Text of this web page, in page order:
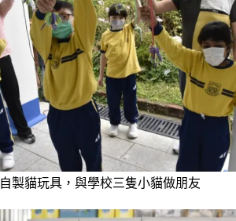
自製貓玩具，與學校三隻小貓做朋友